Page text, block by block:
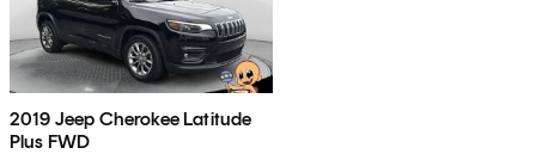
2019 Jeep Cherokee Latitude
Plus FWD